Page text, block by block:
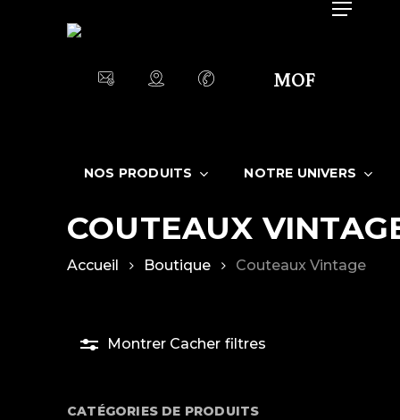
MOF
Menu
NOS PRODUITS NOTRE UNIVERS
COUTEAUX
Accueil Boutique Couteaux Vintage
Montrer Cacher filtres
CATÉGORIES DE PRODUITS